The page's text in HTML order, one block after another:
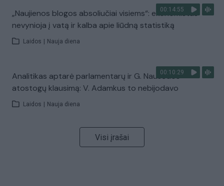
00:14:55
„Naujienos blogos absoliučiai visiems“: ekonomistas
nevynioja į vatą ir kalba apie liūdną statistiką
Laidos Nauja diena
00:10:29
Analitikas aptarė parlamentarų ir G. Nausėdos
atostogų klausimą: V. Adamkus to nebijodavo
Laidos Nauja diena
Visi įrašai